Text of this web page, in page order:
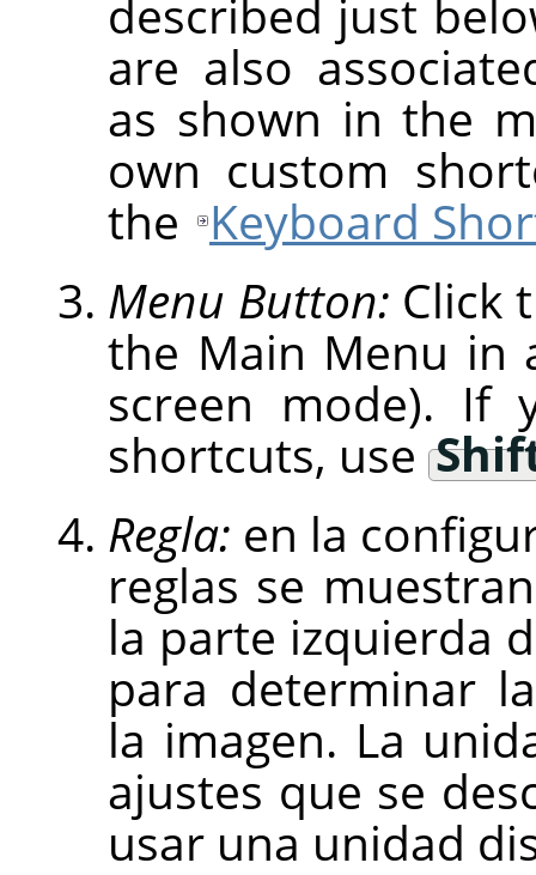
described just
are also
as shown in the
own custom
the Keyboard
Menu Button: Click
the Main Menu in
screen mode). If
shortcuts, use
Regla: en la
reglas se
la parte izquierda
para determinar
la imagen. La
ajustes que se
usar una unidad